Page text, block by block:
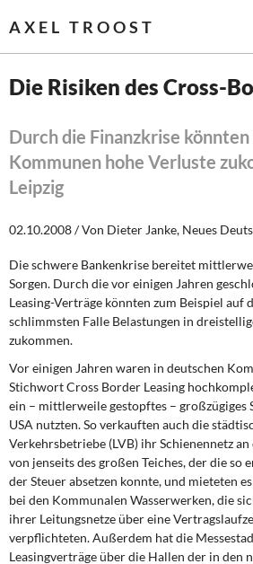
AXEL TROOST
Themen
Steuer- und Finanzpolitik
Öffentliche Infrastruktur und
Eurokrise und Griechenland
DIE LINKE
Weitere Themen
Memo-Gruppe
Institut Solidarische Moderne
Die Risiken des Cross-
Durch die Finanzkrise
Kommunen hohe Verluste
Leipzig
02.10.2008 / Von Dieter Janke, Neues
Die schwere Bankenkrise bereitet
Sorgen. Durch die vor einigen Jahren
Leasing-Verträge könnten zum Beispiel auf
schlimmsten Falle Belastungen in
zukommen.
Vor einigen Jahren waren in deutschen
Stichwort Cross Border Leasing
ein – mittlerweile gestopftes – großzügiges
USA nutzten. So verkauften auch die
Verkehrsbetriebe (LVB) ihr Schienennetz
von jenseits des großen Teiches, der die so
der Steuer absetzen konnte, und mieteten
bei den Kommunalen Wasserwerken, die
ihrer Leitungsnetze über eine
verpflichteten. Außerdem hat die
Leasingverträge über die Hallen der in den